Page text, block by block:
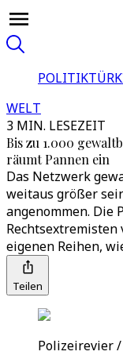
POLITIK
WELT
3 MIN. LESEZEIT
Bis zu 1.000
räumt Pannen ein
Das Netzwerk
weitaus größer
angenommen. Die
Rechtsextremisten
eigenen Reihen,
Teilen
Polizeirevier /